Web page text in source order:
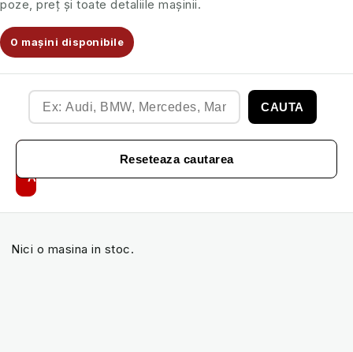
poze, preț și toate detaliile mașinii.
0 mașini disponibile
CAUTA
Auto
Reseteaza cautarea
Nici o masina in stoc.